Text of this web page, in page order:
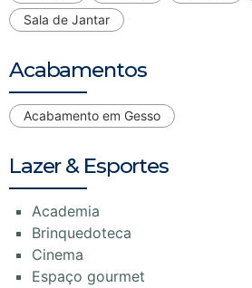
Sala de Jantar
Acabamentos
Acabamento em Gesso
Lazer & Esportes
Academia
Brinquedoteca
Cinema
Espaço gourmet